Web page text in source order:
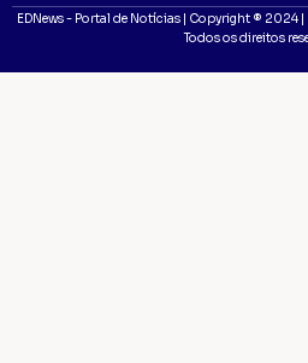
EDNews - Portal de Notícias | Copyright ® 2024
Todos os direitos